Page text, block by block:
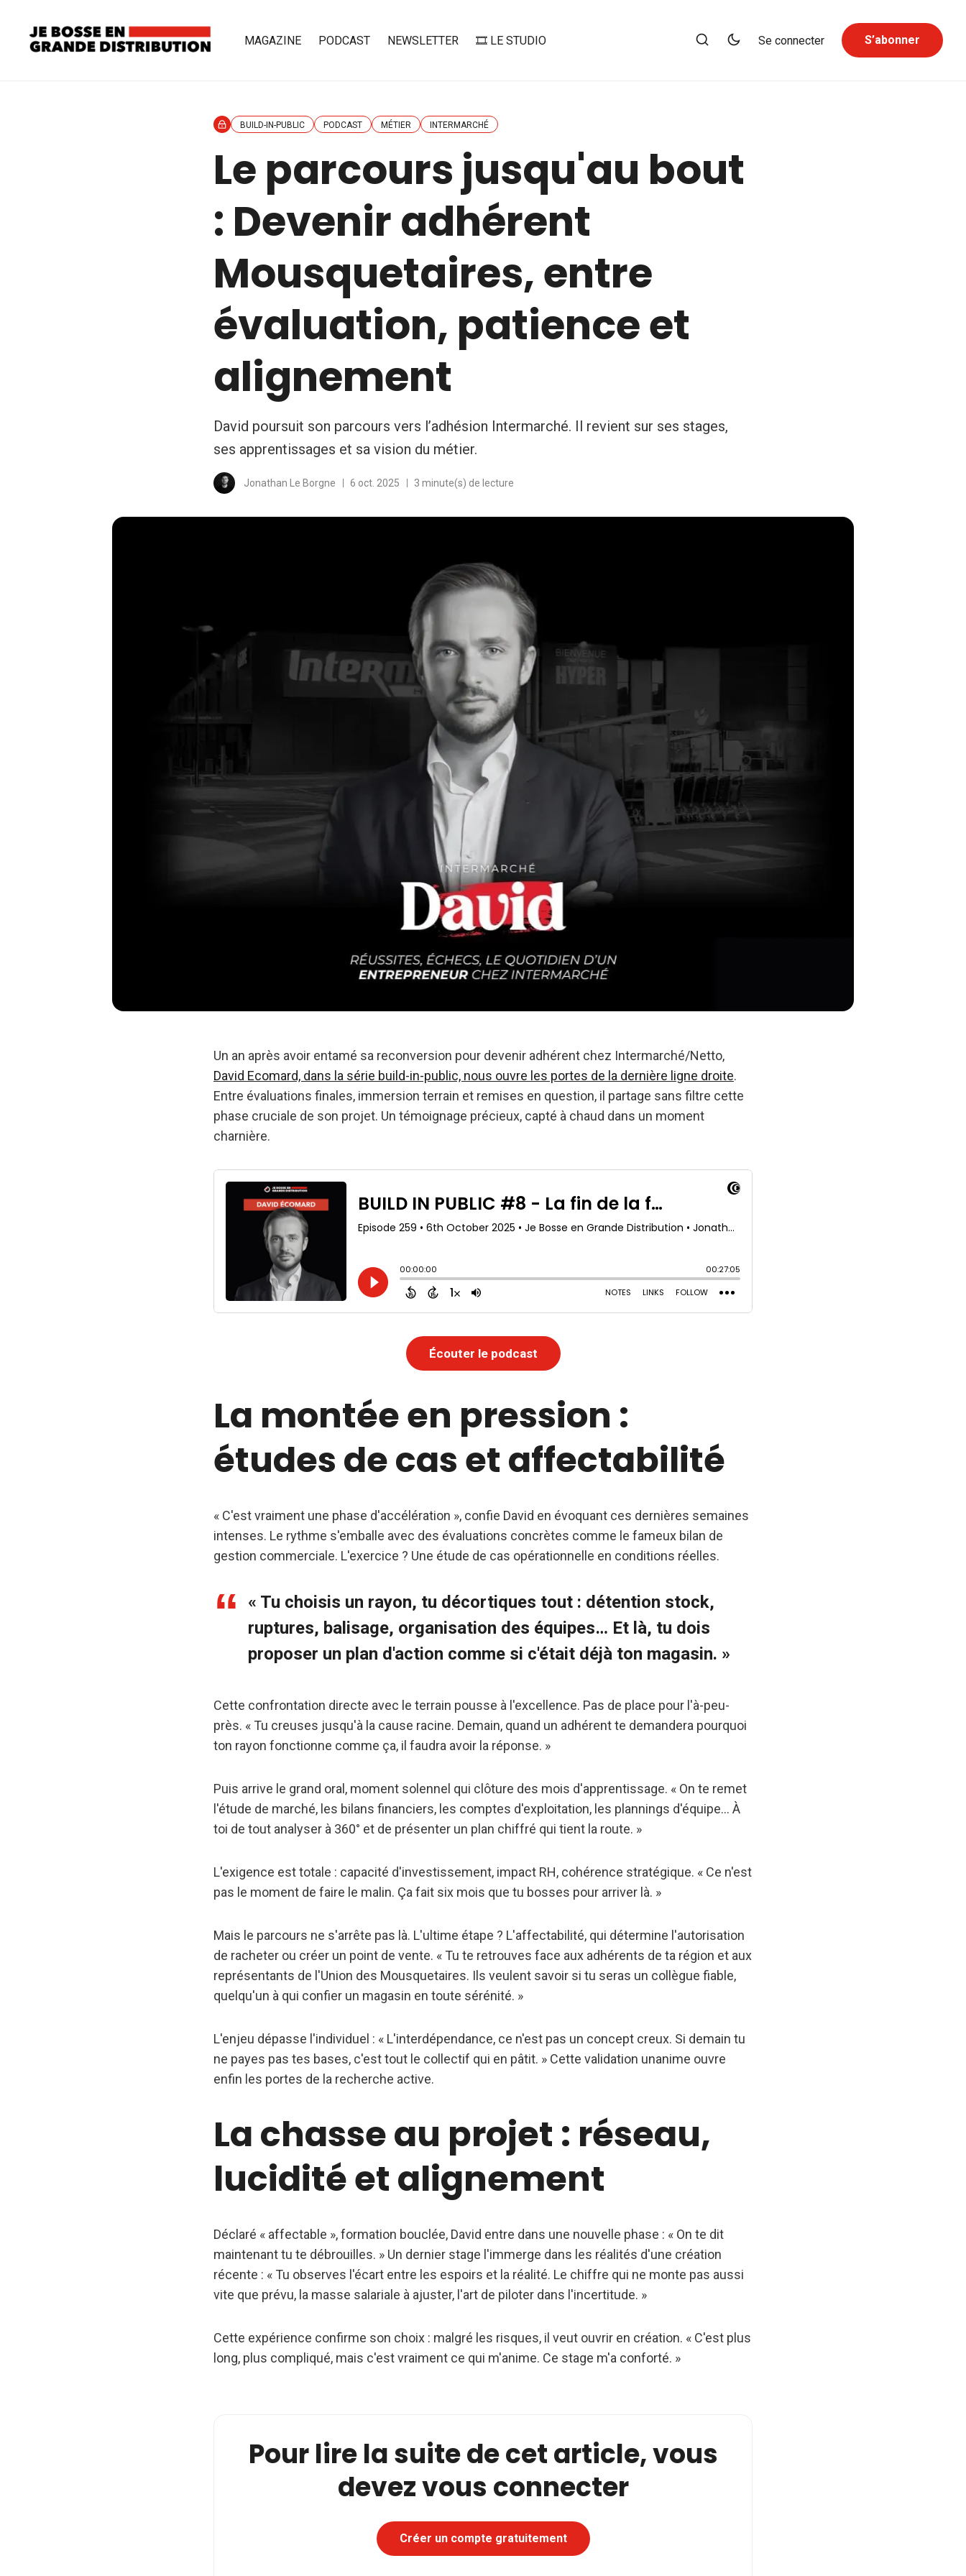
MAGAZINE PODCAST NEWSLETTER 🎞️ LE STUDIO Se connecter S’abonner
BUILD-IN-PUBLIC PODCAST MÉTIER INTERMARCHÉ
Le parcours jusqu'au bout
: Devenir adhérent
Mousquetaires, entre
évaluation, patience et
alignement
David poursuit son parcours vers l’adhésion Intermarché. Il revient sur ses stages,
ses apprentissages et sa vision du métier.
Jonathan Le Borgne 6 oct. 2025 3 minute(s) de lecture
Un an après avoir entamé sa reconversion pour devenir adhérent chez Intermarché/Netto,
David Ecomard, dans la série build-in-public, nous ouvre les portes de la dernière ligne droite.
Entre évaluations finales, immersion terrain et remises en question, il partage sans filtre cette
phase cruciale de son projet. Un témoignage précieux, capté à chaud dans un moment
charnière.
Écouter le podcast
La montée en pression :
études de cas et affectabilité
« C'est vraiment une phase d'accélération », confie David en évoquant ces dernières semaines
intenses. Le rythme s'emballe avec des évaluations concrètes comme le fameux bilan de
gestion commerciale. L'exercice ? Une étude de cas opérationnelle en conditions réelles.
« Tu choisis un rayon, tu décortiques tout : détention stock,
ruptures, balisage, organisation des équipes… Et là, tu dois
proposer un plan d'action comme si c'était déjà ton magasin. »
Cette confrontation directe avec le terrain pousse à l'excellence. Pas de place pour l'à-peu-
près. « Tu creuses jusqu'à la cause racine. Demain, quand un adhérent te demandera pourquoi
ton rayon fonctionne comme ça, il faudra avoir la réponse. »
Puis arrive le grand oral, moment solennel qui clôture des mois d'apprentissage. « On te remet
l'étude de marché, les bilans financiers, les comptes d'exploitation, les plannings d'équipe… À
toi de tout analyser à 360° et de présenter un plan chiffré qui tient la route. »
L'exigence est totale : capacité d'investissement, impact RH, cohérence stratégique. « Ce n'est
pas le moment de faire le malin. Ça fait six mois que tu bosses pour arriver là. »
Mais le parcours ne s'arrête pas là. L'ultime étape ? L'affectabilité, qui détermine l'autorisation
de racheter ou créer un point de vente. « Tu te retrouves face aux adhérents de ta région et aux
représentants de l'Union des Mousquetaires. Ils veulent savoir si tu seras un collègue fiable,
quelqu'un à qui confier un magasin en toute sérénité. »
L'enjeu dépasse l'individuel : « L'interdépendance, ce n'est pas un concept creux. Si demain tu
ne payes pas tes bases, c'est tout le collectif qui en pâtit. » Cette validation unanime ouvre
enfin les portes de la recherche active.
La chasse au projet : réseau,
lucidité et alignement
Déclaré « affectable », formation bouclée, David entre dans une nouvelle phase : « On te dit
maintenant tu te débrouilles. » Un dernier stage l'immerge dans les réalités d'une création
récente : « Tu observes l'écart entre les espoirs et la réalité. Le chiffre qui ne monte pas aussi
vite que prévu, la masse salariale à ajuster, l'art de piloter dans l'incertitude. »
Cette expérience confirme son choix : malgré les risques, il veut ouvrir en création. « C'est plus
long, plus compliqué, mais c'est vraiment ce qui m'anime. Ce stage m'a conforté. »
Pour lire la suite de cet article, vous
devez vous connecter
Créer un compte gratuitement